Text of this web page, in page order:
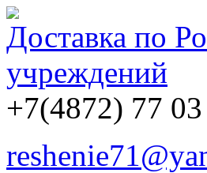
Доставка по
учреждений
+7(4872) 77 03